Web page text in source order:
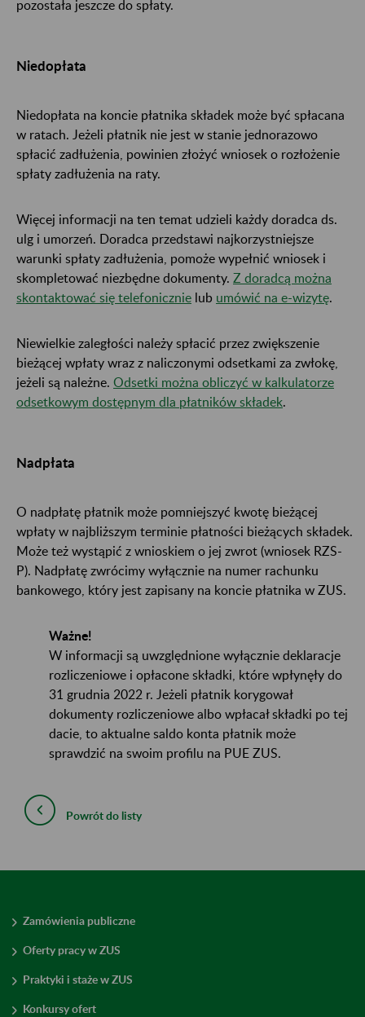
pozostała jeszcze do spłaty.
Niedopłata
Niedopłata na koncie płatnika składek może być spłacana
w ratach. Jeżeli płatnik nie jest w stanie jednorazowo
spłacić zadłużenia, powinien złożyć wniosek o rozłożenie
spłaty zadłużenia na raty.
Więcej informacji na ten temat udzieli każdy doradca ds.
ulg i umorzeń. Doradca przedstawi najkorzystniejsze
warunki spłaty zadłużenia, pomoże wypełnić wniosek i
skompletować niezbędne dokumenty. Z doradcą można
skontaktować się telefonicznie lub umówić na e-wizytę.
Niewielkie zaległości należy spłacić przez zwiększenie
bieżącej wpłaty wraz z naliczonymi odsetkami za zwłokę,
jeżeli są należne. Odsetki można obliczyć w kalkulatorze
odsetkowym dostępnym dla płatników składek.
Nadpłata
O nadpłatę płatnik może pomniejszyć kwotę bieżącej
wpłaty w najbliższym terminie płatności bieżących składek.
Może też wystąpić z wnioskiem o jej zwrot (wniosek RZS-
P). Nadpłatę zwrócimy wyłącznie na numer rachunku
bankowego, który jest zapisany na koncie płatnika w ZUS.
Ważne!
W informacji są uwzględnione wyłącznie deklaracje
rozliczeniowe i opłacone składki, które wpłynęły do
31 grudnia 2022 r. Jeżeli płatnik korygował
dokumenty rozliczeniowe albo wpłacał składki po tej
dacie, to aktualne saldo konta płatnik może
sprawdzić na swoim profilu na PUE ZUS.
Powrót do listy
Zamówienia publiczne
Oferty pracy w ZUS
Praktyki i staże w ZUS
Konkursy ofert